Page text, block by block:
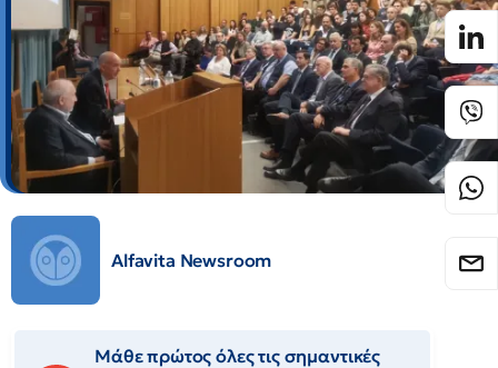
Alfavita Newsroom
Μάθε πρώτος όλες τις σημαντικές